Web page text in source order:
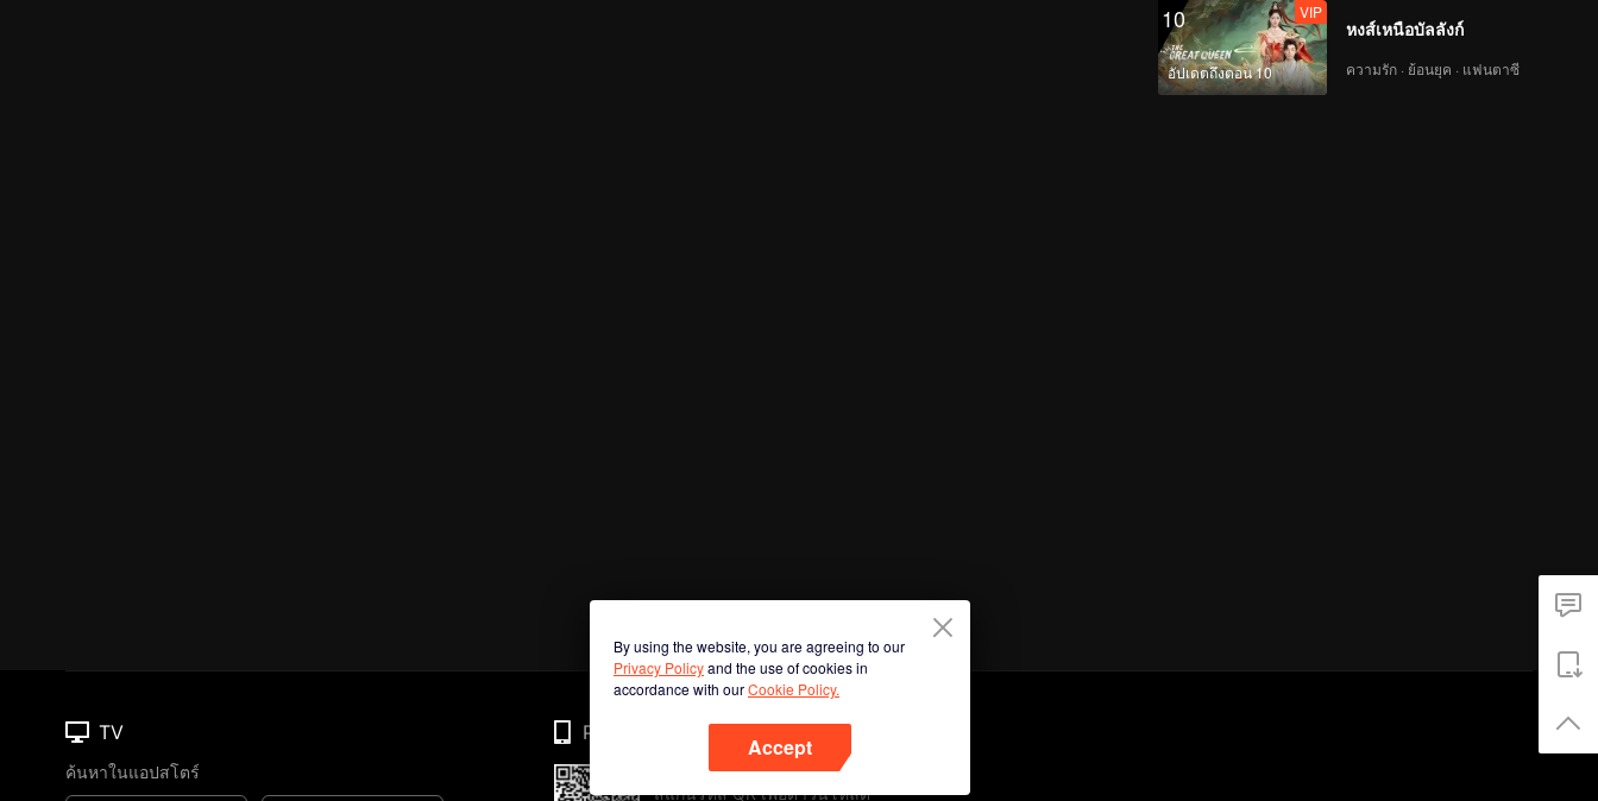
10
อัปเดตถึงตอน 10
VIP
หงส์เหนือบัลลังก์
ความรัก · ย้อนยุค · แฟนตาซี
By using the website, you are agreeing to our
Privacy Policyand the use of cookies in
accordance with ourCookie Policy.
Accept
TV
ค้นหาในแอปสโตร์
Phone
สแกนรหัส QR เพื่อดาวน์โหลด